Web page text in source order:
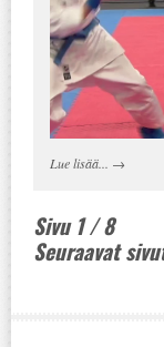
Lue lisää... →
Sivu 1 / 8
Seuraavat